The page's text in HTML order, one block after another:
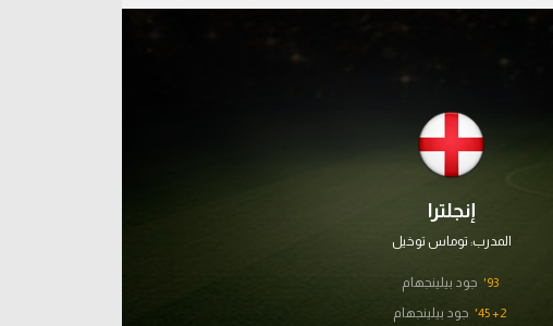
Gamers
إنجلترا
المدرب: توماس توخيل
93'
جود بيلينجهام
2+ 45'
جود بيلينجهام